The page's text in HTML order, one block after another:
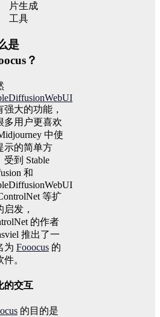
是
？
强大的功能，
多用户更喜欢
中使
示的简单方
受到 Stable
和
等扩
启发，
的作者
推出了一
为 Fooocus 的
件。
的交互
的目的是